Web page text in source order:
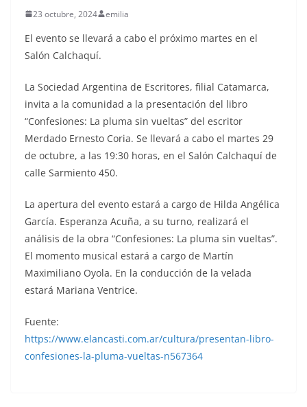
23 octubre, 2024 emilia
El evento se llevará a cabo el próximo martes en el
Salón Calchaquí.
La Sociedad Argentina de Escritores, filial Catamarca,
invita a la comunidad a la presentación del libro
“Confesiones: La pluma sin vueltas” del escritor
Merdado Ernesto Coria. Se llevará a cabo el martes 29
de octubre, a las 19:30 horas, en el Salón Calchaquí de
calle Sarmiento 450.
La apertura del evento estará a cargo de Hilda Angélica
García. Esperanza Acuña, a su turno, realizará el
análisis de la obra “Confesiones: La pluma sin vueltas”.
El momento musical estará a cargo de Martín
Maximiliano Oyola. En la conducción de la velada
estará Mariana Ventrice.
Fuente:
https://www.elancasti.com.ar/cultura/presentan-libro-
confesiones-la-pluma-vueltas-n567364